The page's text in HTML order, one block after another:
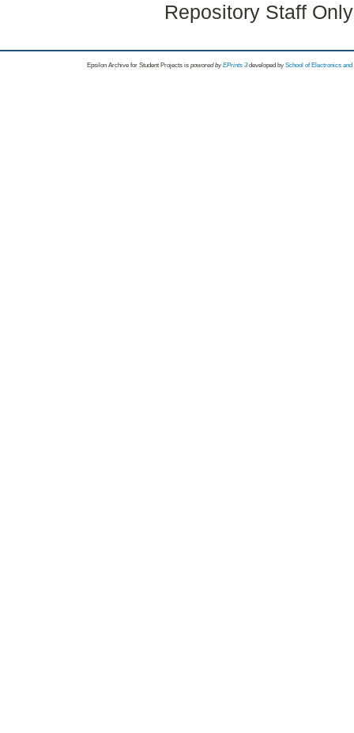
Repository Staff
Epsilon Archive for Student Projects is powored byEPrints 3 developed by School of Electronics